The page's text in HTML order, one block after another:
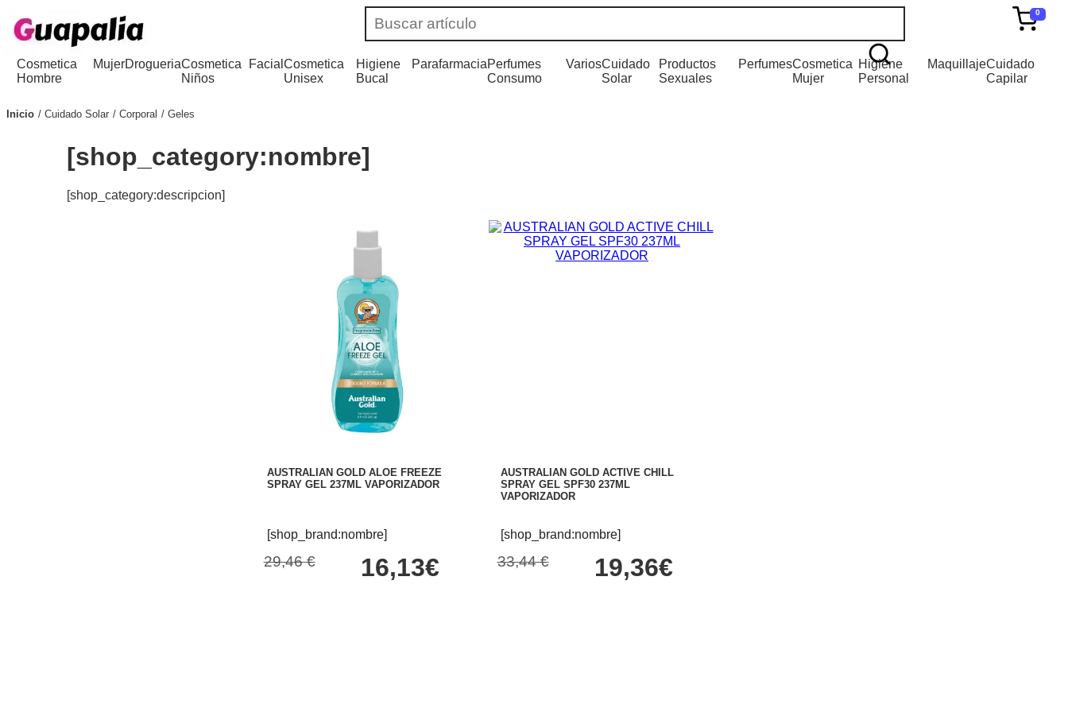
0
Cosmetica
Hombre
MujerDrogueriaCosmetica
Niños
FacialCosmetica
Unisex
Higiene
Bucal
ParafarmaciaPerfumes
Consumo
VariosCuidado
Solar
Productos
Sexuales
PerfumesCosmetica
Mujer
Higiene
Personal
MaquillajeCuidado
Capilar
Inicio Cuidado Solar Corporal Geles
[shop_category:nombre]
[shop_category:descripcion]
AUSTRALIAN GOLD ALOE FREEZE
SPRAY GEL 237ML VAPORIZADOR
[shop_brand:nombre]
29,46 € 16,13€
AUSTRALIAN GOLD ACTIVE CHILL
SPRAY GEL SPF30 237ML
VAPORIZADOR
[shop_brand:nombre]
33,44 € 19,36€